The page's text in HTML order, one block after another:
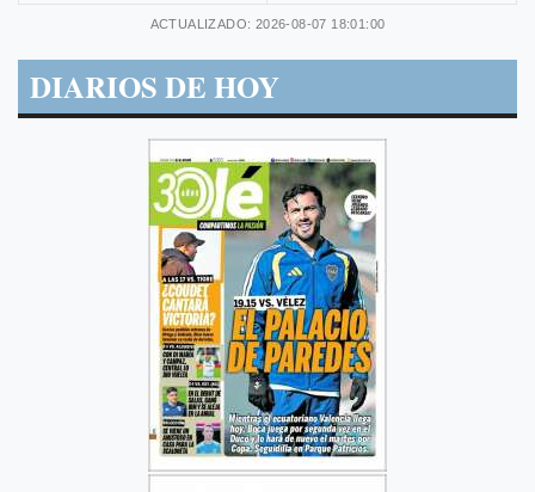
ACTUALIZADO: 2026-08-07 18:01:00
DIARIOS DE HOY